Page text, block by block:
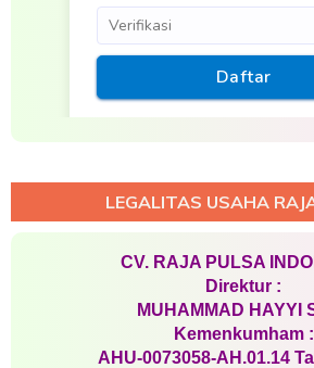
LEGALITAS USAHA
CV. RAJA PULSA
Direktur :
MUHAMMAD HAYYI
Kemenkumham :
AHU-0073058-AH.01.14